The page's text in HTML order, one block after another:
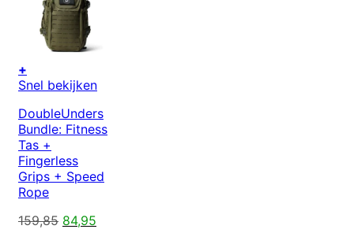
+
Snel bekijken
DoubleUnders
Bundle: Fitness
Tas +
Fingerless
Grips + Speed
Rope
159,85 Oorspronkelijke
84,95